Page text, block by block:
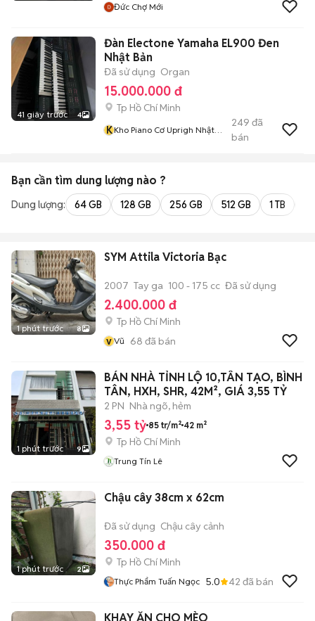
Đức Chợ Mới
41 giây trước 4
Đàn Electone Yamaha EL900 Đen
Nhật Bản
Đã sử dụng Organ
15.000.000 đ
Tp Hồ Chí Minh
KKho Piano Cơ Uprigh Nhật
249 đã
bán
Bạn cần tìm dung lượng nào ?
Dung lượng: 64 GB 128 GB 256 GB 512 GB 1 TB
1 phút trước 8
SYM Attila Victoria Bạc
2007 Tay ga 100 - 175 cc Đã sử dụng
2.400.000 đ
Tp Hồ Chí Minh
v Vũ 68 đã bán
1 phút trước 9
BÁN NHÀ TỈNH LỘ 10,TÂN TẠO, BÌNH
TÂN, HXH, SHR, 42M², GIÁ 3,55 TỶ
2 PN Nhà ngõ, hẻm
3,55 tỷ 85 tr/m² 42 m²
Tp Hồ Chí Minh
Trung Tín Lê
1 phút trước 2
Chậu cây 38cm x 62cm
Đã sử dụng Chậu cây cảnh
350.000 đ
Tp Hồ Chí Minh
Thực Phẩm Tuấn Ngọc 5.0 42 đã bán
KHAY ĂN CHO MÈO